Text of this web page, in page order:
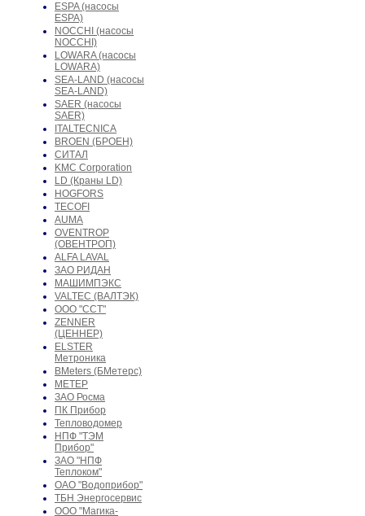
ESPA (насосы
ESPA)
NOCCHI (насосы
NOCCHI)
LOWARA (насосы
LOWARA)
SEA-LAND (насосы
SEA-LAND)
SAER (насосы
SAER)
ITALTECNICA
BROEN (БРОЕН)
СИТАЛ
KMC Corporation
LD (Краны LD)
HOGFORS
TECOFI
AUMA
OVENTROP
(ОВЕНТРОП)
ALFA LAVAL
ЗАО РИДАН
МАШИМПЭКС
VALTEC (ВАЛТЭК)
ООО "ССТ"
ZENNER
(ЦЕННЕР)
ELSTER
Метроника
BMeters (БМетерс)
МЕТЕР
ЗАО Росма
ПК Прибор
Тепловодомер
НПФ "ТЭМ
Прибор"
ЗАО "НПФ
Теплоком"
ОАО "Водоприбор"
ТБН Энергосервис
ООО "Магика-